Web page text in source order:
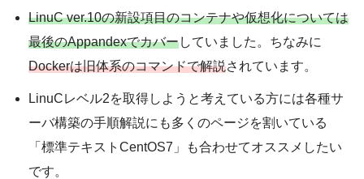
LinuC ver.10の新設項目のコンテナや仮想化については
最後のAppandexでカバーしていました。ちなみに
Dockerは旧体系のコマンドで解説されています。
LinuCレベル2を取得しようと考えている方には各種サ
ーバ構築の手順解説にも多くのページを割いている
「標準テキストCentOS7」も合わせてオススメしたい
です。